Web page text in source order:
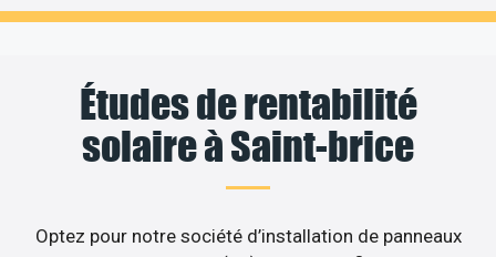
Études de rentabilité
solaire à Saint-brice
Optez pour notre société d’installation de panneaux